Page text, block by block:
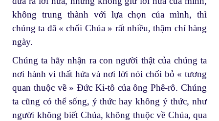
không trung thành với lựa chọn của mình, thì
chúng ta đã « chối Chúa » rất nhiều, thậm chí hàng
ngày.
Chúng ta hãy nhận ra con người thật của chúng ta
nơi hành vi thất hứa và nơi lời nói chối bỏ « tương
quan thuộc về » Đức Ki-tô của ông Phê-rô. Chúng
ta cũng có thể sống, ý thức hay không ý thức, như
người không biết Chúa, không thuộc về Chúa, qua